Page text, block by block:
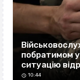
побратимом
ситуацію
10:44